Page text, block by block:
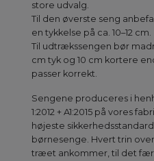
store udvalg.
Til den øverste seng
en tykkelse på ca. 10–12 cm.
Til udtrækssengen bør
cm tyk og 10 cm kortere
passer korrekt.
Sengene produceres i
1:2012 + A1:2015 på vores
højeste
børnesenge. Hvert trin
træet ankommer, til det